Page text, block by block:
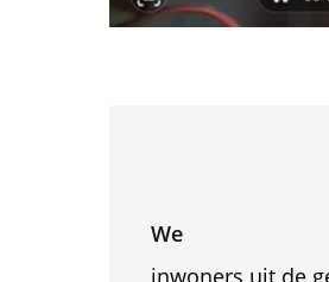
We
inwoners uit de